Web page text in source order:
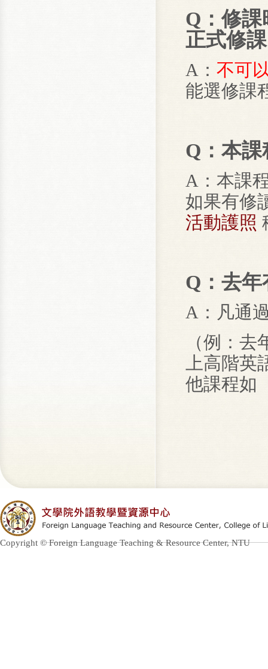
Q：修
正式修
A： 不可
能選修課
Q：本
A：本課
如果有修
活動護照
Q：去
A：凡通
（例：
上高階
他課程如
Copyright © Foreign Language Teaching & Resource Center, NTU